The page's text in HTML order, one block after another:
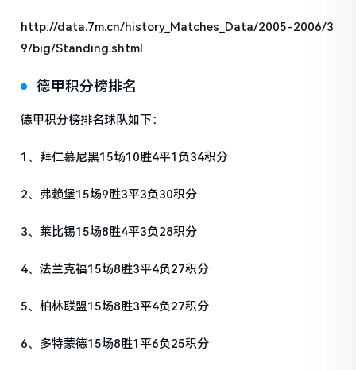
http://data.7m.cn/history_Matches_Data/2005-2006/3
9/big/Standing.shtml
德甲积分榜排名
德甲积分榜排名球队如下：
1、拜仁慕尼黑15场10胜4平1负34积分
2、弗赖堡15场9胜3平3负30积分
3、莱比锡15场8胜4平3负28积分
4、法兰克福15场8胜3平4负27积分
5、柏林联盟15场8胜3平4负27积分
6、多特蒙德15场8胜1平6负25积分